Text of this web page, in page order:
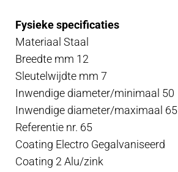
aantal
Fysieke specificaties
Materiaal Staal
Breedte mm 12
Sleutelwijdte mm 7
Inwendige diameter/minimaal 50
Inwendige diameter/maximaal 65
Referentie nr. 65
Coating Electro Gegalvaniseerd
Coating 2 Alu/zink